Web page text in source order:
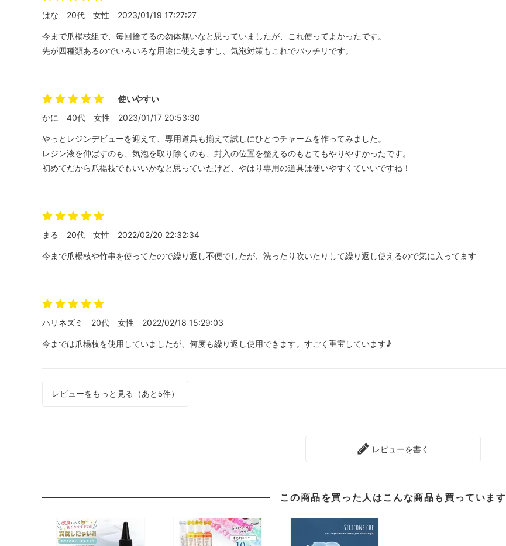
はな 20代 女性 2023/01/19 17:27:27
今まで爪楊枝組で、毎回捨てるの勿体無いなと思っていましたが、これ使ってよかったです。
先が四種類あるのでいろいろな用途に使えますし、気泡対策もこれでバッチリです。
使いやすい
かに
40代 女性 2023/01/17 20:53:30
やっとレジンデビューを迎えて、専用道具も揃えて試しにひとつチャームを作ってみました。
レジン液を伸ばすのも、気泡を取り除くのも、封入の位置を整えるのもとてもやりやすかったです。
初めてだから爪楊枝でもいいかなと思っていたけど、やはり専用の道具は使いやすくていいですね！
まる 20代 女性 2022/02/20 22:32:34
今まで爪楊枝や竹串を使ってたので繰り返し不便でしたが、洗ったり吹いたりして繰り返し使えるので気に入ってます
ハリネズミ 20代 女性 2022/02/18 15:29:03
今までは爪楊枝を使用していましたが、何度も繰り返し使用できます。すごく重宝しています♪
レビューをもっと見る（あと5件）
レビューを書く
この商品を買った人はこんな商品も買っています